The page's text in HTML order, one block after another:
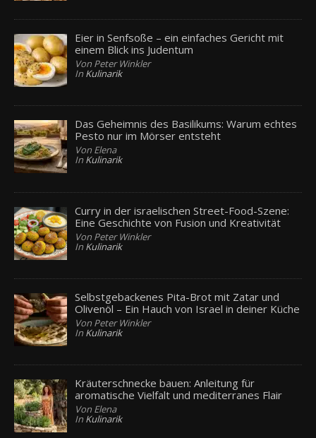
Eier in Senfsoße – ein einfaches Gericht mit
einem Blick ins Judentum
Von Peter Winkler
In Kulinarik
Das Geheimnis des Basilikums: Warum echtes
Pesto nur im Mörser entsteht
Von Elena
In Kulinarik
Curry in der israelischen Street-Food-Szene:
Eine Geschichte von Fusion und Kreativität
Von Peter Winkler
In Kulinarik
Selbstgebackenes Pita-Brot mit Zatar und
Olivenöl – Ein Hauch von Israel in deiner Küche
Von Peter Winkler
In Kulinarik
Kräuterschnecke bauen: Anleitung für
aromatische Vielfalt und mediterranes Flair
Von Elena
In Kulinarik